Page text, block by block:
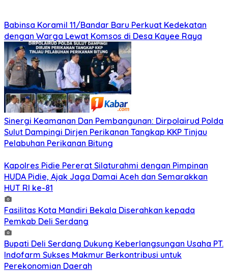
Babinsa Koramil 11/Bandar Baru Perkuat Kedekatan
dengan Warga Lewat Komsos di Desa Kayee Raya
Sinergi Keamanan Dan Pembangunan: Dirpolairud Polda
Sulut Dampingi Dirjen Perikanan Tangkap KKP Tinjau
Pelabuhan Perikanan Bitung
‎‎Kapolres Pidie Pererat Silaturahmi dengan Pimpinan
HUDA Pidie, Ajak Jaga Damai Aceh dan Semarakkan
HUT RI ke-81
Fasilitas Kota Mandiri Bekala Diserahkan kepada
Pemkab Deli Serdang
Bupati Deli Serdang Dukung Keberlangsungan Usaha PT.
Indofarm Sukses Makmur Berkontribusi untuk
Perekonomian Daerah